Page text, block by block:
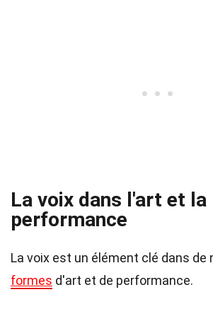
La voix dans l'art et la
performance
La voix est un élément clé dans de
formes d'art et de performance.